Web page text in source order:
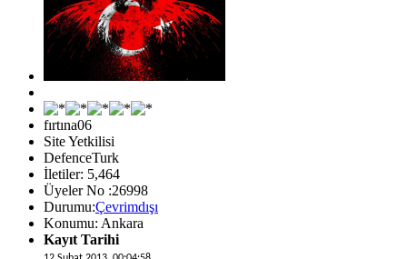
fırtına06
Site Yetkilisi
DefenceTurk
İletiler: 5,464
Üyeler No :26998
Durumu:Çevrimdışı
Konumu: Ankara
Kayıt Tarihi